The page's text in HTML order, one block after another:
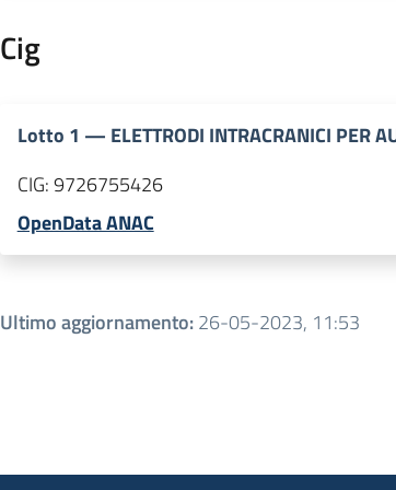
Cig
Lotto 1 — ELETTRODI INTRACRANICI PER
CIG:9726755426
OpenData ANAC
Ultimo aggiornamento:26-05-2023, 11:53